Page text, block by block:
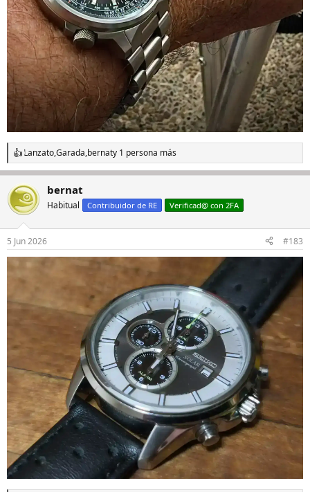
R
e
c
i
e
s
Lanzato,Garada,bernaty 1 persona más
bernat
Habitual Contribuidor de RE Verificad@ con 2FA
5 Jun 2026 #183